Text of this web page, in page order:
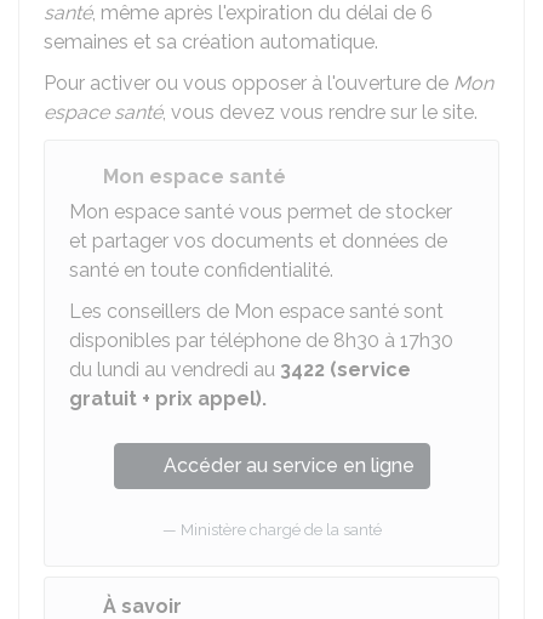
santé, même après l'expiration du délai de 6
semaines et sa création automatique.
Pour activer ou vous opposer à l'ouverture de Mon
espace santé, vous devez vous rendre sur le site.
Mon espace santé
Mon espace santé vous permet de stocker
et partager vos documents et données de
santé en toute confidentialité.
Les conseillers de Mon espace santé sont
disponibles par téléphone de 8h30 à 17h30
du lundi au vendredi au 3422 (service
gratuit + prix appel).
Accéder au service en ligne
Ministère chargé de la santé
À savoir